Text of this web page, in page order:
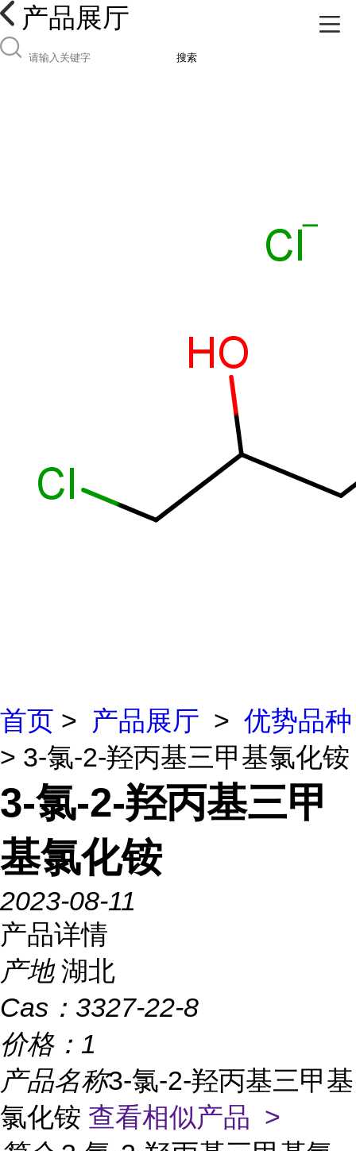
产品展厅
搜索
首页 > 产品展厅 > 优势品种
> 3-氯-2-羟丙基三甲基氯化铵
3-氯-2-羟丙基三甲
基氯化铵
2023-08-11
产品详情
产地 湖北
Cas： 3327-22-8
价格： 1
产品名称3-氯-2-羟丙基三甲基
氯化铵 查看相似产品 >